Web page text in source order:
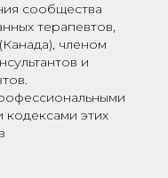
сообщества
терапевтов,
членом
и
кодексами этих